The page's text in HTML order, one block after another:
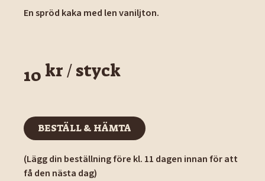
En spröd kaka med len vaniljton.
10 kr / styck
BESTÄLL & HÄMTA
BESTÄLL & HÄMTA
(Lägg din beställning före kl. 11 dagen innan för att
få den nästa dag)